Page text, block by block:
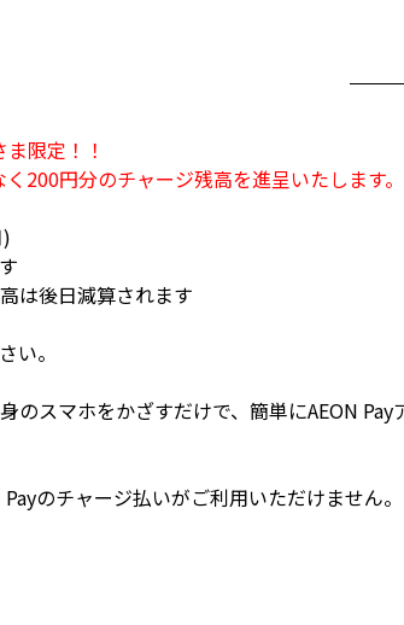
限定！！
200円分のチャージ残高を進呈いたします。
は後日減算されます
い。
スマホをかざすだけで、簡単にAEON Pay
のチャージ払いがご利用いただけません。